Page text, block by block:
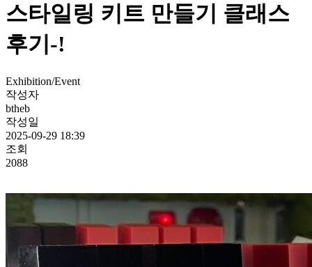
스타일링 키트 만들기 클래스
후기-!
Exhibition/Event
작성자
btheb
작성일
2025-09-29 18:39
조회
2088